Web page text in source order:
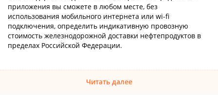
приложения вы сможете в любом месте, без
использования мобильного интернета или wi-fi
подключения, определить индикативную провозную
стоимость железнодорожной доставки нефтепродуктов в
пределах Российской Федерации.
Читать далее